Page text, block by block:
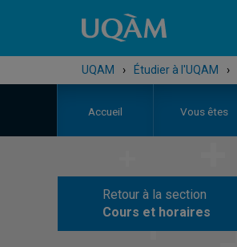
UQAM › Étudier à l'UQAM ›
Accueil Vous êtes
Retour à la section
Cours et horaires